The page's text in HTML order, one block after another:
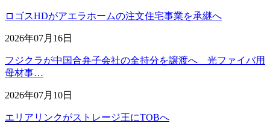
ロゴスHDがアエラホームの注文住宅事業を承継へ
2026年07月16日
フジクラが中国合弁子会社の全持分を譲渡へ 光ファイバ用
母材事…
2026年07月10日
エリアリンクがストレージ王にTOBへ